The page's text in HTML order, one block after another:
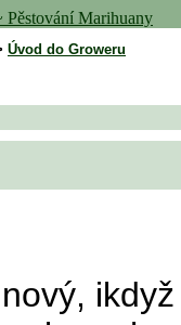
Úvod do Groweru